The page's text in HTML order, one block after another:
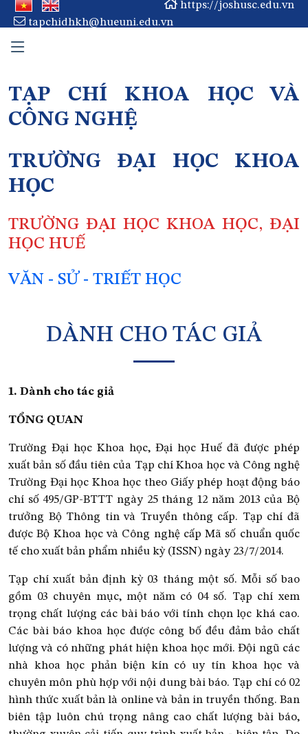
https://joshusc.edu.vn
tapchidhkh@hueuni.edu.vn
TẠP CHÍ KHOA HỌC VÀ
CÔNG NGHỆ
TRƯỜNG ĐẠI HỌC KHOA
HỌC
TRƯỜNG ĐẠI HỌC KHOA HỌC, ĐẠI
HỌC HUẾ
VĂN - SỬ - TRIẾT HỌC
DÀNH CHO TÁC GIẢ
1. Dành cho tác giả
TỔNG QUAN
Trường Đại học Khoa học, Đại học Huế đã được phép
xuất bản số đầu tiên của Tạp chí Khoa học và Công nghệ
Trường Đại học Khoa học theo Giấy phép hoạt động báo
chí số 495/GP-BTTT ngày 25 tháng 12 năm 2013 của Bộ
trưởng Bộ Thông tin và Truyền thông cấp. Tạp chí đã
được Bộ Khoa học và Công nghệ cấp Mã số chuẩn quốc
tế cho xuất bản phẩm nhiều kỳ (ISSN) ngày 23/7/2014.
Tạp chí xuất bản định kỳ 03 tháng một số. Mỗi số bao
gồm 03 chuyên mục, một năm có 04 số. Tạp chí xem
trọng chất lượng các bài báo với tính chọn lọc khá cao.
Các bài báo khoa học được công bố đều đảm bảo chất
lượng và có những phát hiện khoa học mới. Đội ngũ các
nhà khoa học phản biện kín có uy tín khoa học và
chuyên môn phù hợp với nội dung bài báo. Tạp chí có 02
hình thức xuất bản là online và bản in truyền thống. Ban
biên tập luôn chú trọng nâng cao chất lượng bài báo,